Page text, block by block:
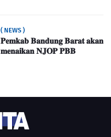
( NEWS )
𝐏𝐞𝐦𝐤𝐚𝐛 𝐁𝐚𝐧𝐝𝐮𝐧𝐠 𝐁𝐚𝐫𝐚𝐭 𝐚𝐤𝐚𝐧
𝐦𝐞𝐧𝐚𝐢𝐤𝐚𝐧 𝐍𝐉𝐎𝐏 𝐏𝐁𝐁